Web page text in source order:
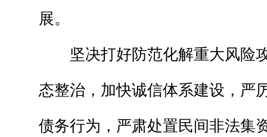
展。
坚决打好防范化解重大风险
态整治，加快诚信体系建设，严
债务行为，严肃处置民间非法集